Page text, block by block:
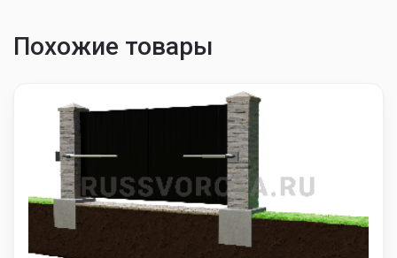
Похожие товары